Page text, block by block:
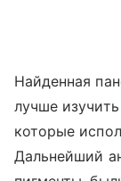
Найденная
лучше
которые
Дальнейший